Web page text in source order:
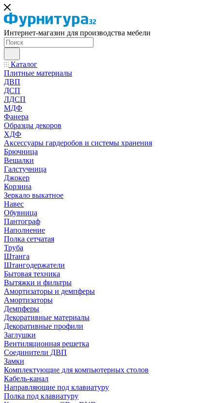
Интернет-магазин для производства мебели
Каталог
Плитные материалы
ДВП
ДСП
ЛДСП
МДФ
Фанера
Образцы декоров
ХДФ
Аксессуары гардеробов и системы хранения
Брючница
Вешалки
Галстучница
Джокер
Корзина
Зеркало выкатное
Навес
Обувница
Пантограф
Наполнение
Полка сетчатая
Труба
Штанга
Штангодержатели
Бытовая техника
Вытяжки и фильтры
Амортизаторы и демпферы
Амортизаторы
Демпферы
Декоративные материалы
Декоративные профили
Заглушки
Вентиляционная решетка
Соединители ДВП
Замки
Комплектующие для компьютерных столов
Кабель-канал
Направляющие под клавиатуру
Полка под клавиатуру